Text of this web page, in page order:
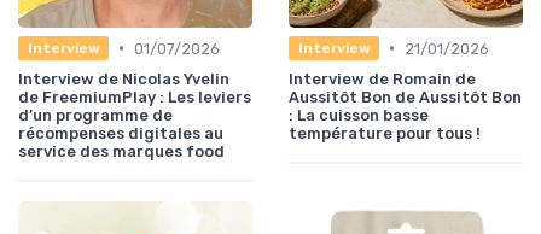
Interview • 01/07/2026
Interview de Nicolas Yvelin
de FreemiumPlay : Les leviers
d’un programme de
récompenses digitales au
service des marques food
Interview •
21/01/2026
Interview de Romain de
Aussitôt Bon de Aussitôt Bon
: La cuisson basse
température pour tous !